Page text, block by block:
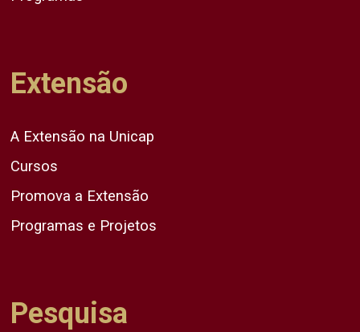
Extensão
A Extensão na Unicap
Cursos
Promova a Extensão
Programas e Projetos
Pesquisa